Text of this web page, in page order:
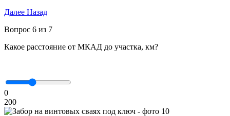
Далее Назад
Вопрос 6 из 7
Какое расстояние от МКАД до участка, км?
0
200